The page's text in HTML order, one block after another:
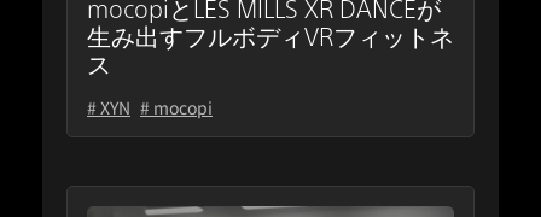
mocopiとLES MILLS XR DANCEが
生み出すフルボディVRフィットネ
ス
# XYN # mocopi